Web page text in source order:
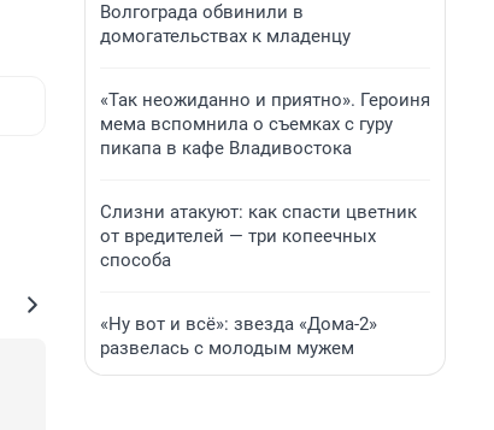
Волгограда обвинили в
домогательствах к младенцу
«Так неожиданно и приятно». Героиня
мема вспомнила о съемках с гуру
пикапа в кафе Владивостока
Слизни атакуют: как спасти цветник
от вредителей — три копеечных
способа
«Ну вот и всё»: звезда «Дома-2»
развелась с молодым мужем